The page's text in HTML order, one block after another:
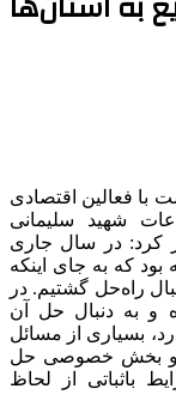
در نشست با فعالین اقتصادی
شهید سلیمانی
کرد: در سال جاری
بود که به جای اینکه
راه‌حل گشتیم. در
و به دنبال حل آن
بسیاری از مسائل
و بخش خصوصی حل
باثباتی از لحاظ